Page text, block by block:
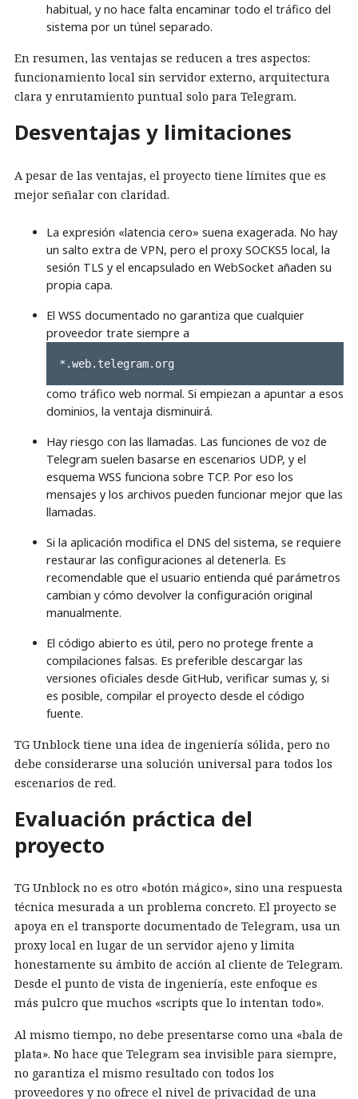
habitual, y no hace falta encaminar todo el tráfico del
sistema por un túnel separado.
En resumen, las ventajas se reducen a tres aspectos:
funcionamiento local sin servidor externo, arquitectura
clara y enrutamiento puntual solo para Telegram.
Desventajas y limitaciones
A pesar de las ventajas, el proyecto tiene límites que es
mejor señalar con claridad.
La expresión «latencia cero» suena exagerada. No hay
un salto extra de VPN, pero el proxy SOCKS5 local, la
sesión TLS y el encapsulado en WebSocket añaden su
propia capa.
El WSS documentado no garantiza que cualquier
proveedor trate siempre a
*.web.telegram.org
como tráfico web normal. Si empiezan a apuntar a esos
dominios, la ventaja disminuirá.
Hay riesgo con las llamadas. Las funciones de voz de
Telegram suelen basarse en escenarios UDP, y el
esquema WSS funciona sobre TCP. Por eso los
mensajes y los archivos pueden funcionar mejor que las
llamadas.
Si la aplicación modifica el DNS del sistema, se requiere
restaurar las configuraciones al detenerla. Es
recomendable que el usuario entienda qué parámetros
cambian y cómo devolver la configuración original
manualmente.
El código abierto es útil, pero no protege frente a
compilaciones falsas. Es preferible descargar las
versiones oficiales desde GitHub, verificar sumas y, si
es posible, compilar el proyecto desde el código
fuente.
TG Unblock tiene una idea de ingeniería sólida, pero no
debe considerarse una solución universal para todos los
escenarios de red.
Evaluación práctica del
proyecto
TG Unblock no es otro «botón mágico», sino una respuesta
técnica mesurada a un problema concreto. El proyecto se
apoya en el transporte documentado de Telegram, usa un
proxy local en lugar de un servidor ajeno y limita
honestamente su ámbito de acción al cliente de Telegram.
Desde el punto de vista de ingeniería, este enfoque es
más pulcro que muchos «scripts que lo intentan todo».
Al mismo tiempo, no debe presentarse como una «bala de
plata». No hace que Telegram sea invisible para siempre,
no garantiza el mismo resultado con todos los
proveedores y no ofrece el nivel de privacidad de una